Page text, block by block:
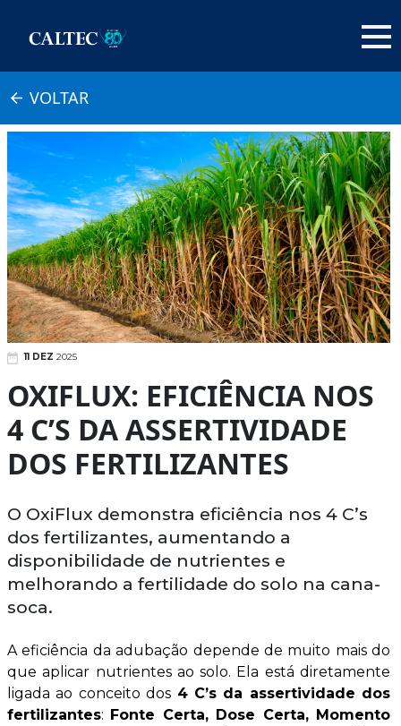
VOLTAR
11 DEZ 2025
OXIFLUX: EFICIÊNCIA NOS
4 C’S DA ASSERTIVIDADE
DOS FERTILIZANTES
O OxiFlux demonstra eficiência nos 4 C’s
dos fertilizantes, aumentando a
disponibilidade de nutrientes e
melhorando a fertilidade do solo na cana-
soca.
A eficiência da adubação depende de muito mais do
que aplicar nutrientes ao solo. Ela está diretamente
ligada ao conceito dos 4 C’s da assertividade dos
fertilizantes: Fonte Certa, Dose Certa, Momento